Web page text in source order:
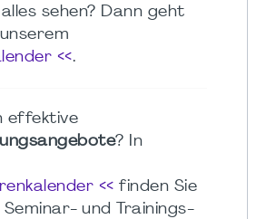
sehen? Dann geht
<<.
effektive
? In
<< finden Sie
und Trainings-